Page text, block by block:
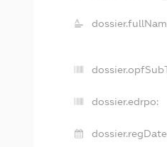
dossier.edrpo: